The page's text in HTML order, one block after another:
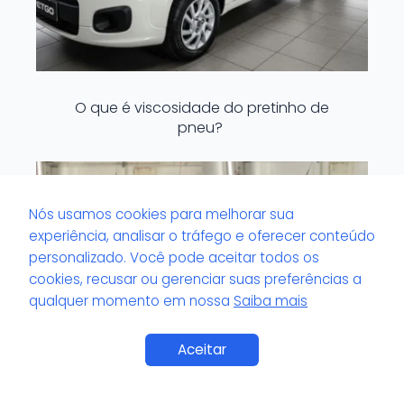
O que é viscosidade do pretinho de
pneu?
Nós usamos cookies para melhorar sua
experiência, analisar o tráfego e oferecer conteúdo
personalizado. Você pode aceitar todos os
cookies, recusar ou gerenciar suas preferências a
qualquer momento em nossa Saiba mais
AceitarSaiba Mais